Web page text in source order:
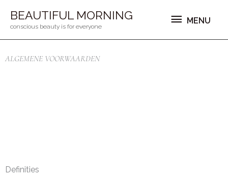
naarBEAUTIFUL MORNING
conscious beauty is for everyone
MENU
MENU
ALGEMENE VOORWAARDEN
Definities